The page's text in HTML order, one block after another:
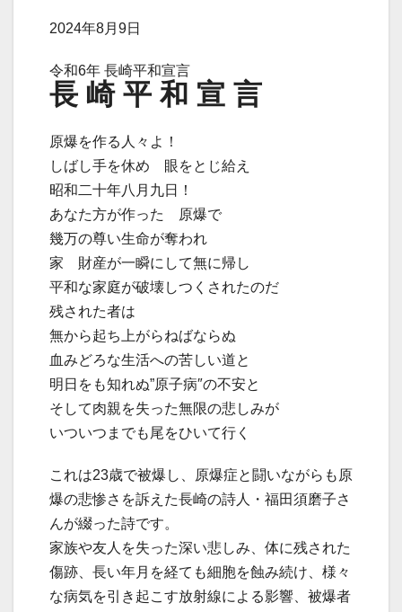
2024年8月9日
令和6年 長崎平和宣言
長 崎 平 和 宣 言
原爆を作る人々よ！
しばし手を休め 眼をとじ給え
昭和二十年八月九日！
あなた方が作った 原爆で
幾万の尊い生命が奪われ
家 財産が一瞬にして無に帰し
平和な家庭が破壊しつくされたのだ
残された者は
無から起ち上がらねばならぬ
血みどろな生活への苦しい道と
明日をも知れぬ”原子病″の不安と
そして肉親を失った無限の悲しみが
いついつまでも尾をひいて行く
これは23歳で被爆し、原爆症と闘いながらも原
爆の悲惨さを訴えた長崎の詩人・福田須磨子さ
んが綴った詩です。
家族や友人を失った深い悲しみ、体に残された
傷跡、長い年月を経ても細胞を蝕み続け、様々
な病気を引き起こす放射線による影響、被爆者